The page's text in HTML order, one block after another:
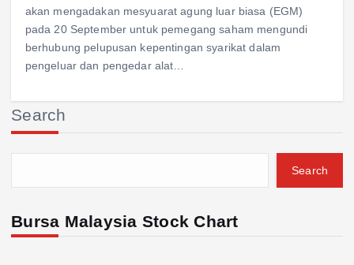
akan mengadakan mesyuarat agung luar biasa (EGM)
pada 20 September untuk pemegang saham mengundi
berhubung pelupusan kepentingan syarikat dalam
pengeluar dan pengedar alat…
Search
Search
Bursa Malaysia Stock Chart